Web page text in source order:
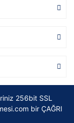
256bit SSL
bir ÇAĞRI